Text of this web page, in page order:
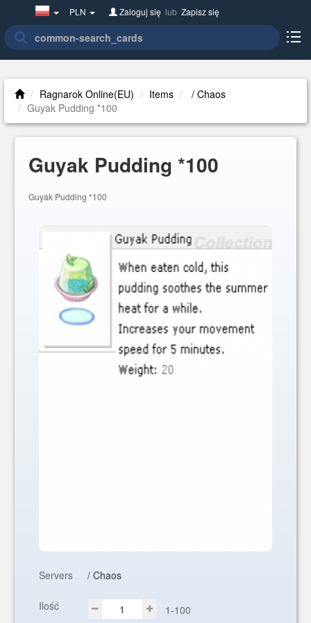
Poland(w
PLN Zaloguj się lubZapisz się
Ragnarok Online(EU) Items
/ Chaos
Guyak Pudding *100
Guyak Pudding *100
Guyak Pudding *100
Servers / Chaos
Ilość 1-100